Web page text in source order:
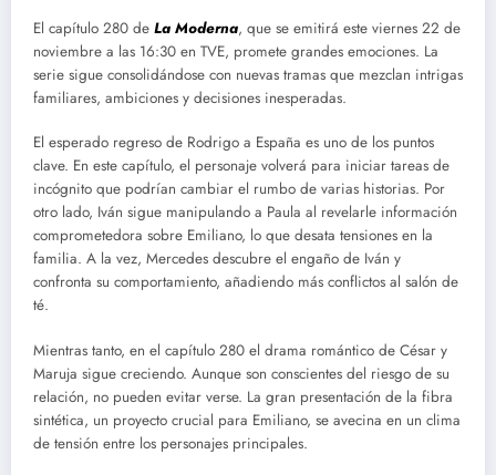
El capítulo 280 de La Moderna, que se emitirá este viernes 22 de
noviembre a las 16:30 en TVE, promete grandes emociones. La
serie sigue consolidándose con nuevas tramas que mezclan intrigas
familiares, ambiciones y decisiones inesperadas.
El esperado regreso de Rodrigo a España es uno de los puntos
clave. En este capítulo, el personaje volverá para iniciar tareas de
incógnito que podrían cambiar el rumbo de varias historias. Por
otro lado, Iván sigue manipulando a Paula al revelarle información
comprometedora sobre Emiliano, lo que desata tensiones en la
familia. A la vez, Mercedes descubre el engaño de Iván y
confronta su comportamiento, añadiendo más conflictos al salón de
té.
Mientras tanto, en el capítulo 280 el drama romántico de César y
Maruja sigue creciendo. Aunque son conscientes del riesgo de su
relación, no pueden evitar verse. La gran presentación de la fibra
sintética, un proyecto crucial para Emiliano, se avecina en un clima
de tensión entre los personajes principales.